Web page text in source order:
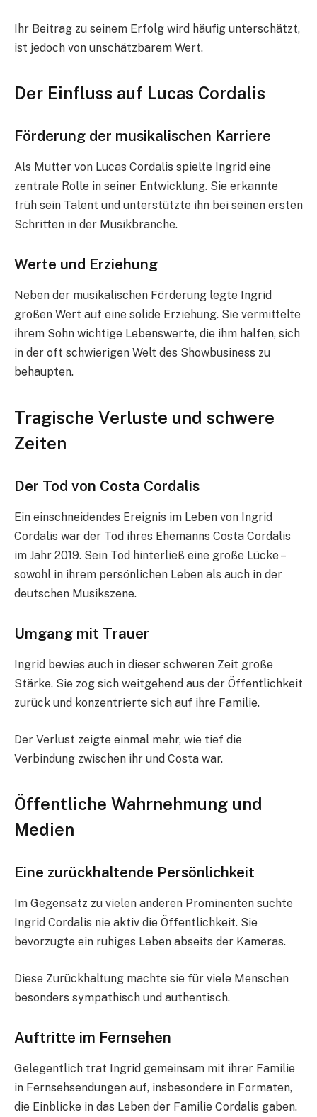
Ihr Beitrag zu seinem Erfolg wird häufig unterschätzt,
ist jedoch von unschätzbarem Wert.
Der Einfluss auf Lucas Cordalis
Förderung der musikalischen Karriere
Als Mutter von Lucas Cordalis spielte Ingrid eine
zentrale Rolle in seiner Entwicklung. Sie erkannte
früh sein Talent und unterstützte ihn bei seinen ersten
Schritten in der Musikbranche.
Werte und Erziehung
Neben der musikalischen Förderung legte Ingrid
großen Wert auf eine solide Erziehung. Sie vermittelte
ihrem Sohn wichtige Lebenswerte, die ihm halfen, sich
in der oft schwierigen Welt des Showbusiness zu
behaupten.
Tragische Verluste und schwere
Zeiten
Der Tod von Costa Cordalis
Ein einschneidendes Ereignis im Leben von Ingrid
Cordalis war der Tod ihres Ehemanns Costa Cordalis
im Jahr 2019. Sein Tod hinterließ eine große Lücke –
sowohl in ihrem persönlichen Leben als auch in der
deutschen Musikszene.
Umgang mit Trauer
Ingrid bewies auch in dieser schweren Zeit große
Stärke. Sie zog sich weitgehend aus der Öffentlichkeit
zurück und konzentrierte sich auf ihre Familie.
Der Verlust zeigte einmal mehr, wie tief die
Verbindung zwischen ihr und Costa war.
Öffentliche Wahrnehmung und
Medien
Eine zurückhaltende Persönlichkeit
Im Gegensatz zu vielen anderen Prominenten suchte
Ingrid Cordalis nie aktiv die Öffentlichkeit. Sie
bevorzugte ein ruhiges Leben abseits der Kameras.
Diese Zurückhaltung machte sie für viele Menschen
besonders sympathisch und authentisch.
Auftritte im Fernsehen
Gelegentlich trat Ingrid gemeinsam mit ihrer Familie
in Fernsehsendungen auf, insbesondere in Formaten,
die Einblicke in das Leben der Familie Cordalis gaben.